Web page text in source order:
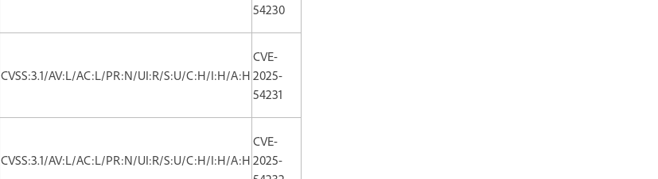
54230
CVSS:3.1/AV:L/AC:L/PR:N/UI:R/S:U/C:H/I:H/A:H
CVE-
2025-
54231
CVSS:3.1/AV:L/AC:L/PR:N/UI:R/S:U/C:H/I:H/A:H
CVE-
2025-